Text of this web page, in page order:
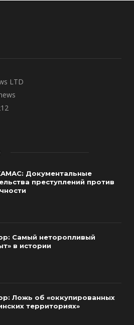
LTD
Документальные
преступлений против
Самый неторопливый
в истории
Ложь об «оккупированных
территориях»